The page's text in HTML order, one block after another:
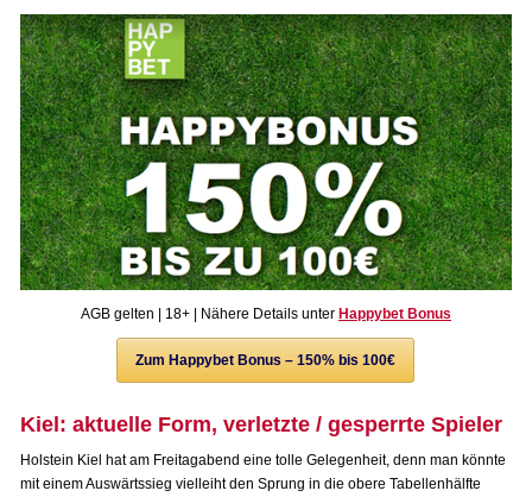
AGB gelten | 18+ | Nähere Details unter Happybet Bonus
Zum Happybet Bonus – 150% bis 100€
Kiel: aktuelle Form, verletzte / gesperrte Spieler
Holstein Kiel hat am Freitagabend eine tolle Gelegenheit, denn man könnte
mit einem Auswärtssieg vielleiht den Sprung in die obere Tabellenhälfte